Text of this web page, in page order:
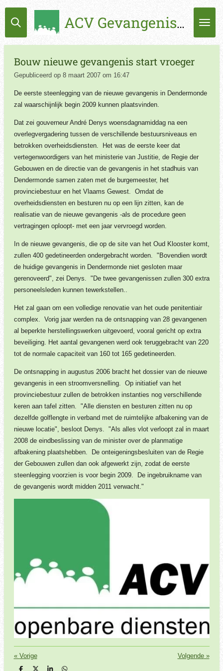
Ga
direct
de
hoofdinhoud
ACV Gevangenissen
Bouw nieuwe gevangenis start vroeger
Gepubliceerd op 8 maart 2007 om 16:47
De eerste steenlegging van de nieuwe gevangenis in Dendermonde
zal waarschijnlijk begin 2009 kunnen plaatsvinden.
Dat zei gouverneur André Denys woensdagnamiddag na een
overlegvergadering tussen de verschillende bestuursniveaus en
betrokken overheidsdiensten. Het was de eerste keer dat
vertegenwoordigers van het ministerie van Justitie, de Regie der
Gebouwen en de directie van de gevangenis in het stadhuis van
Dendermonde samen zaten met de burgemeester, het
provinciebestuur en het Vlaams Gewest. Omdat de
overheidsdiensten en besturen nu op een lijn zitten, kan de
realisatie van de nieuwe gevangenis -als de procedure geen
vertragingen oploopt- met een jaar vervroegd worden.
In de nieuwe gevangenis, die op de site van het Oud Klooster komt,
zullen 400 gedetineerden ondergebracht worden. "Bovendien wordt
de huidige gevangenis in Dendermonde niet gesloten maar
gerenoveerd", zei Denys. "De twee gevangenissen zullen 300 extra
personeelsleden kunnen tewerkstellen..
Het zal gaan om een volledige renovatie van het oude penitentiair
complex. Vorig jaar werden na de ontsnapping van 28 gevangenen
al beperkte herstellingswerken uitgevoerd, vooral gericht op extra
beveiliging. Het aantal gevangenen werd ook teruggebracht van 220
tot de normale capaciteit van 160 tot 165 gedetineerden.
De ontsnapping in augustus 2006 bracht het dossier van de nieuwe
gevangenis in een stroomversnelling. Op initiatief van het
provinciebestuur zullen de betrokken instanties nog verschillende
keren aan tafel zitten. "Alle diensten en besturen zitten nu op
dezelfde golflengte in verband met de ruimtelijke afbakening van de
nieuwe locatie", besloot Denys. "Als alles vlot verloopt zal in maart
2008 de eindbeslissing van de minister over de planmatige
afbakening plaatshebben. De onteigeningsbesluiten van de Regie
der Gebouwen zullen dan ook afgewerkt zijn, zodat de eerste
steenlegging voorzien is voor begin 2009. De ingebruikname van
de gevangenis wordt midden 2011 verwacht."
« Vorige Volgende»